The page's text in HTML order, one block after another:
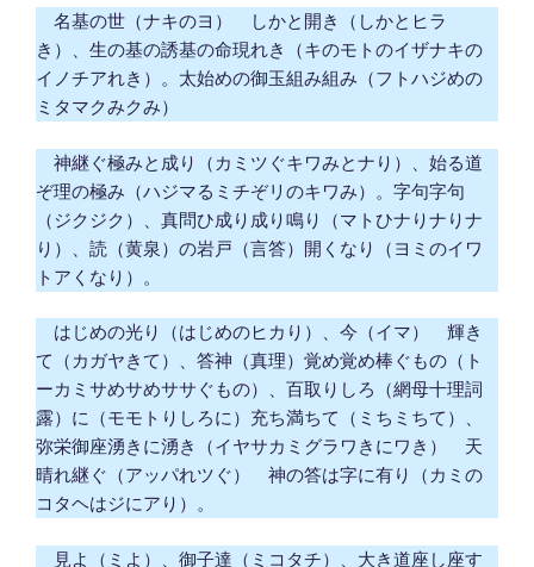
名基の世（ナキのヨ） しかと開き（しかとヒラ
き）、生の基の誘基の命現れき（キのモトのイザナキの
イノチアれき）。太始めの御玉組み組み（フトハジめの
ミタマクみクみ）
神継ぐ極みと成り（カミツぐキワみとナり）、始る道
ぞ理の極み（ハジマるミチぞリのキワみ）。字句字句
（ジクジク）、真問ひ成り成り鳴り（マトひナりナりナ
り）、読（黄泉）の岩戸（言答）開くなり（ヨミのイワ
トアくなり）。
はじめの光り（はじめのヒカり）、今（イマ） 輝き
て（カガヤきて）、答神（真理）覚め覚め棒ぐもの（ト
ーカミサめサめササぐもの）、百取りしろ（網母十理詞
露）に（モモトりしろに）充ち満ちて（ミちミちて）、
弥栄御座湧きに湧き（イヤサカミグラワきにワき） 天
晴れ継ぐ（アッパれツぐ） 神の答は字に有り（カミの
コタヘはジにアり）。
見よ（ミよ）、御子達（ミコタチ）、大き道座し座す